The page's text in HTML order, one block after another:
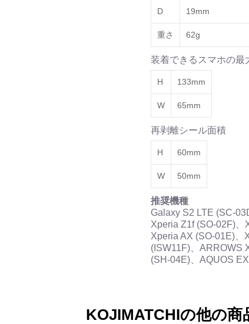
D 19mm
重さ 62g
装着できるスマホの最
H 133mm
W 65mm
再剥離シール面積
H 60mm
W 50mm
推奨機種
Galaxy S2 LTE (SC-
Xperia Z1f (SO-02F)、
Xperia AX (SO-01E)、
(ISW11F)、ARROWS
(SH-04E)、AQUOS
KOJIMATCHIの他の商